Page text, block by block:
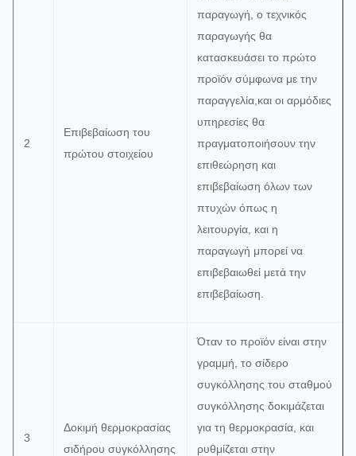
Χρώμα/ΠΟΥ/
Από την
QC
διαστάσεων,
πραγματική
συναρμολόγηση,
σε σύγκριση με
δείγμα του
αριθμού στο
σκάφος και
κύκλωμα, δοκιμή
των ηλεκτρικών
ιδιοτήτων:
ρεύμα, τάση,
ισχύς όπως και
η ζήτηση
2
Επιβεβαίωση του
πρώτου στοιχείου
παραγωγή, ο τεχνικός
παραγωγής θα
κατασκευάσει το πρώτο
προϊόν σύμφωνα με την
παραγγελία,και οι αρμόδιες
υπηρεσίες θα
πραγματοποιήσουν την
επιθεώρηση και
επιβεβαίωση όλων των
πτυχών όπως η
λειτουργία, και η
παραγωγή μπορεί να
επιβεβαιωθεί μετά την
επιβεβαίωση.
3
Δοκιμή θερμοκρασίας
σιδήρου συγκόλλησης
Όταν το προϊόν είναι στην
γραμμή, το σίδερο
συγκόλλησης του σταθμού
συγκόλλησης δοκιμάζεται
για τη θερμοκρασία, και
ρυθμίζεται στην